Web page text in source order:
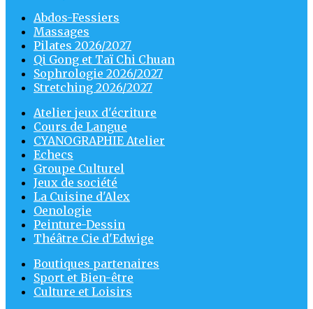
Abdos-Fessiers
Massages
Pilates 2026/2027
Qi Gong et Taï Chi Chuan
Sophrologie 2026/2027
Stretching 2026/2027
Atelier jeux d'écriture
Cours de Langue
CYANOGRAPHIE Atelier
Echecs
Groupe Culturel
Jeux de société
La Cuisine d'Alex
Oenologie
Peinture-Dessin
Théâtre Cie d'Edwige
Boutiques partenaires
Sport et Bien-être
Culture et Loisirs